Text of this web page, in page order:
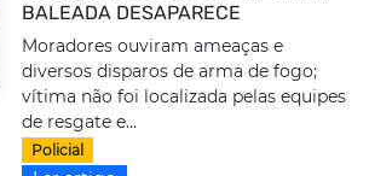
BALEADA DESAPARECE
Moradores ouviram ameaças e
diversos disparos de arma de fogo;
vítima não foi localizada pelas equipes
de resgate e...
Policial